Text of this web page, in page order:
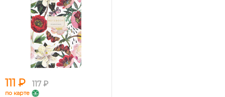
111 ₽ 117 ₽
по карте